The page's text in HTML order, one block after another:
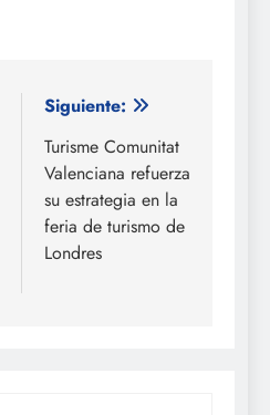
Siguiente:
Turisme Comunitat
Valenciana refuerza
su estrategia en la
feria de turismo de
Londres